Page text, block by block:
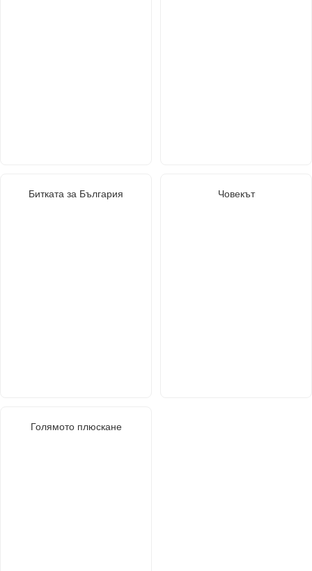
Битката за България Човекът
Голямото плюскане